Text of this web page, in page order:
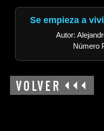
Se empieza a
Autor:
Número